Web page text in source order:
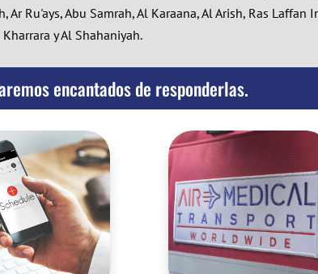
Ru'ays, Abu Samrah, Al Karaana, Al Arish, Ras Laffan
y Al Shahaniyah.
encantados de responderlas.